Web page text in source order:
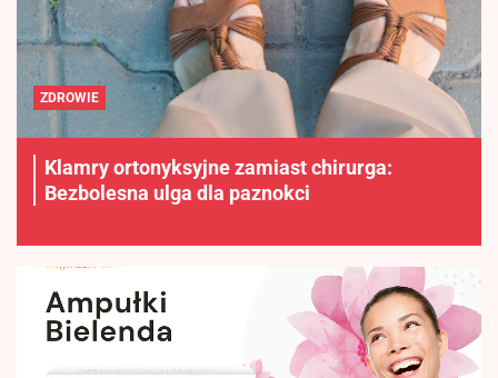
ZDROWIE
Klamry ortonyksyjne zamiast chirurga:
Bezbolesna ulga dla paznokci